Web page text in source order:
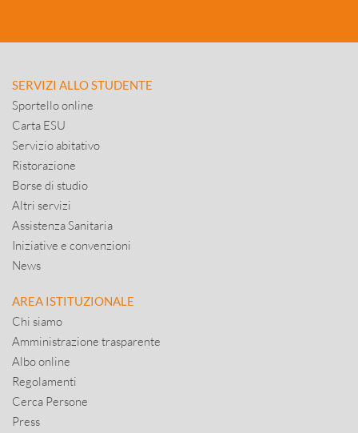
SERVIZI ALLO STUDENTE
Sportello online
Carta ESU
Servizio abitativo
Ristorazione
Borse di studio
Altri servizi
Assistenza Sanitaria
Iniziative e convenzioni
News
AREA ISTITUZIONALE
Chi siamo
Amministrazione trasparente
Albo online
Regolamenti
Cerca Persone
Press